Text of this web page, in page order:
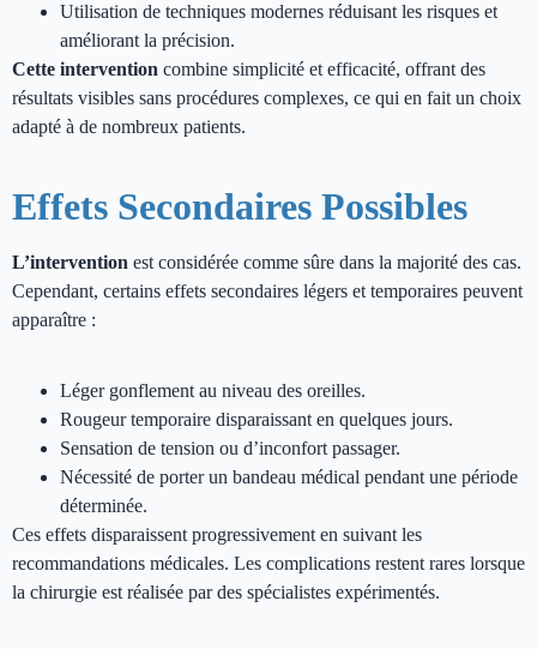
Utilisation de techniques modernes réduisant les risques et
améliorant la précision.
Cette intervention combine simplicité et efficacité, offrant des
résultats visibles sans procédures complexes, ce qui en fait un choix
adapté à de nombreux patients.
Effets Secondaires Possibles
L’intervention est considérée comme sûre dans la majorité des cas.
Cependant, certains effets secondaires légers et temporaires peuvent
apparaître :
Léger gonflement au niveau des oreilles.
Rougeur temporaire disparaissant en quelques jours.
Sensation de tension ou d’inconfort passager.
Nécessité de porter un bandeau médical pendant une période
déterminée.
Ces effets disparaissent progressivement en suivant les
recommandations médicales. Les complications restent rares lorsque
la chirurgie est réalisée par des spécialistes expérimentés.